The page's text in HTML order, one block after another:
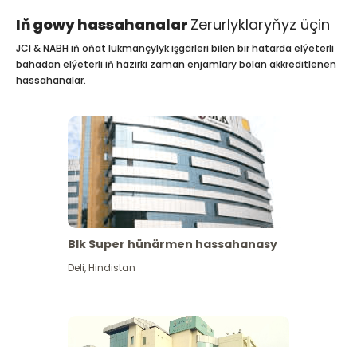
Iň gowy hassahanalar Zerurlyklaryňyz üçin
JCI & NABH iň oňat lukmançylyk işgärleri bilen bir hatarda elýeterli
bahadan elýeterli iň häzirki zaman enjamlary bolan akkreditlenen
hassahanalar.
Blk Super hünärmen hassahanasy
Deli,Hindistan